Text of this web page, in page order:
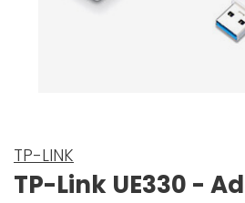
TP-LINK
TP-Link UE330 -